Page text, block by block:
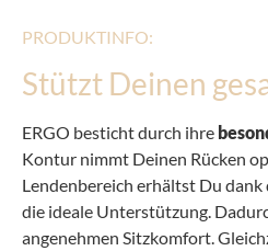
PRODUKTINFO:
Stützt Deinen
ERGO besticht durch ihre
Kontur nimmt Deinen Rücken
Lendenbereich erhältst Du dank
die ideale Unterstützung.
angenehmen Sitzkomfort.